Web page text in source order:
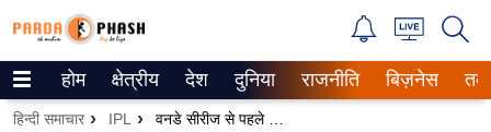
Trending on Google News
होम क्षेत्रीय देश दुनिया राजनीति बिज़नेस
हिन्दी समाचार IPL